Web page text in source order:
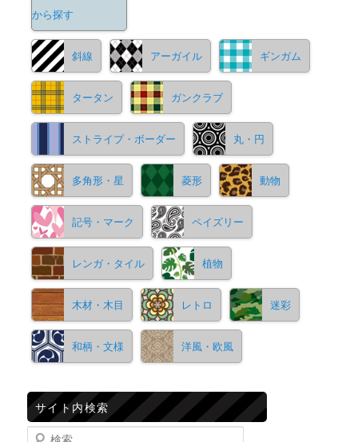
から探す
斜線 アーガイル ギンガム
タータン ガンクラブ
ストライプ・ボーダー 丸・円
多角形・星 菱形 動物
記号・マーク ペイズリー
レンガ・タイル 植物
木材・木目 レトロ 迷彩
和柄・文様 洋風・欧風
サイト内検索
検索